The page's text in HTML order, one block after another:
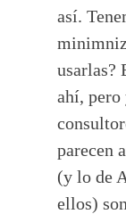
así.
usarlas?
ahí, pero
parecen
(y lo de
ellos)